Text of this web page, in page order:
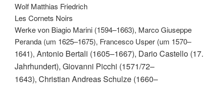
Wolf Matthias Friedrich
Les Cornets Noirs
Werke von Biagio Marini (1594–1663), Marco Giuseppe
Peranda (um 1625–1675), Francesco Usper (um 1570–
1641), Antonio Bertali (1605–1667), Dario Castello (17.
Jahrhundert), Giovanni Picchi (1571/72–
1643), Christian Andreas Schulze (1660–